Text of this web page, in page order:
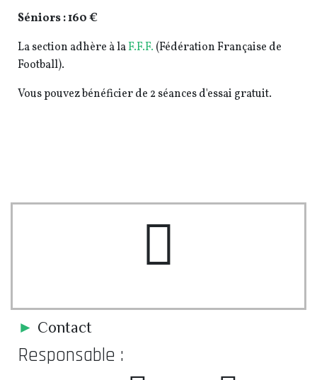
Séniors : 160 €
La section adhère à laF.F.F. (Fédération Française de
Football).
Vous pouvez bénéficier de 2 séances d'essai gratuit.
► Contact
Responsable :